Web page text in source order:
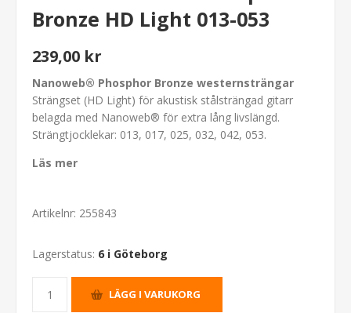
Bronze HD Light 013-053
239,00 kr
Nanoweb® Phosphor Bronze westernsträngar
Strängset (HD Light) för akustisk stålsträngad gitarr
belagda med Nanoweb® för extra lång livslängd.
Strängtjocklekar: 013, 017, 025, 032, 042, 053.
Läs mer
Artikelnr: 255843
Lagerstatus: 6 i Göteborg